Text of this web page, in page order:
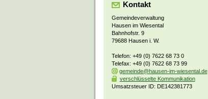
Kontakt
Gemeindeverwaltung
Hausen im Wiesental
Bahnhofstr. 9
79688 Hausen i. W.
Telefon: +49 (0) 7622 68 73 0
Telefax: +49 (0) 7622 68 73 99
gemeinde@hausen-im-wiesental.de
verschlüsselte Kommunikation
Umsatzsteuer ID: DE142381773